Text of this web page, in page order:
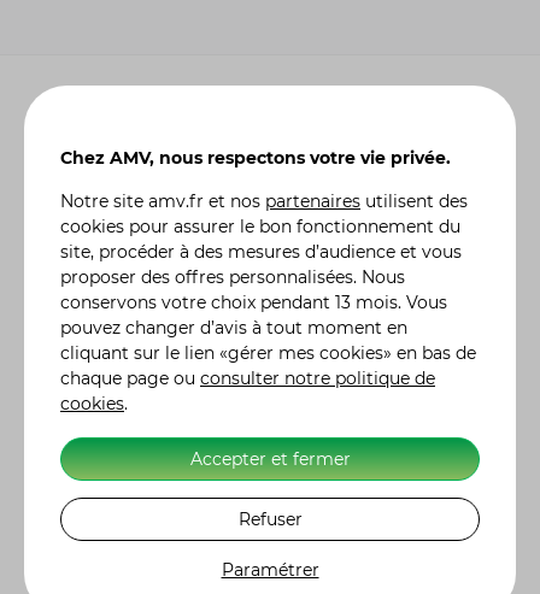
Leader de l'assurance moto et scooter, AMV propose
en ligne des solutions d'assurances dédiées aux
particuliers :assurance auto, assurance habitation,
assurance moto de collection, assurance 4X4 etc. Une
gamme complète de formules d'assurance, des plus
classiques aux plus spécifiques, comme l'assurance
jetski ou quad, adaptées à vos besoins réels. Vous
pouvez moduler vos contrats en y incluant des
des risques liés à votre véhicule. De la demande de
devis à la souscription de votre contrat assurance
moto, auto ou autre, tout se fait en ligne. Nos 300
conseillers sont également à votre écoute pour vous
renseigner et vous accompagner dans le choix de
votre contrat d'assurance. Retrouvez l'histoire des
Chez AMV, nous respectons votre vie privée.
Notre site amv.fr et nos partenaires utilisent des
cookies pour assurer le bon fonctionnement du
site, procéder à des mesures d’audience et vous
proposer des offres personnalisées. Nous
conservons votre choix pendant 13 mois. Vous
pouvez changer d’avis à tout moment en
cliquant sur le lien «gérer mes cookies» en bas de
chaque page ou consulter notre politique de
cookies.
Accepter et fermer
Refuser
Paramétrer